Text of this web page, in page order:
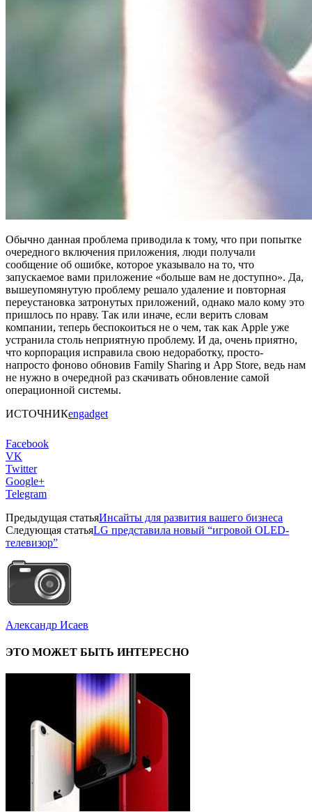
Обычно данная проблема приводила к тому, что при попытке
очередного включения приложения, люди получали
сообщение об ошибке, которое указывало на то, что
запускаемое вами приложение «больше вам не доступно». Да,
вышеупомянутую проблему решало удаление и повторная
переустановка затронутых приложений, однако мало кому это
пришлось по нраву. Так или иначе, если верить словам
компании, теперь беспокоиться не о чем, так как Apple уже
устранила столь неприятную проблему. И да, очень приятно,
что корпорация исправила свою недоработку, просто-
напросто фоново обновив Family Sharing и App Store, ведь нам
не нужно в очередной раз скачивать обновление самой
операционной системы.
ИСТОЧНИКengadget
Facebook
VK
Twitter
Google+
Telegram
Предыдущая статьяИнсайты для развития вашего бизнеса
Следующая статьяLG представила новый “игровой OLED-
телевизор”
Александр Исаев
ЭТО МОЖЕТ БЫТЬ ИНТЕРЕСНО